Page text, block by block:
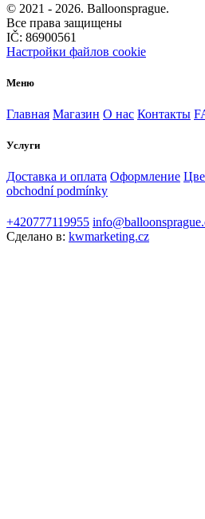
© 2021 - 2026. Balloonsprague.
Все права защищены
IČ: 86900561
Настройки файлов cookie
Меню
Главная Магазин О нас Контакты
Услуги
Доставка и оплата Оформление
obchodní podmínky
+420777119955
Сделано в: kwmarketing.cz